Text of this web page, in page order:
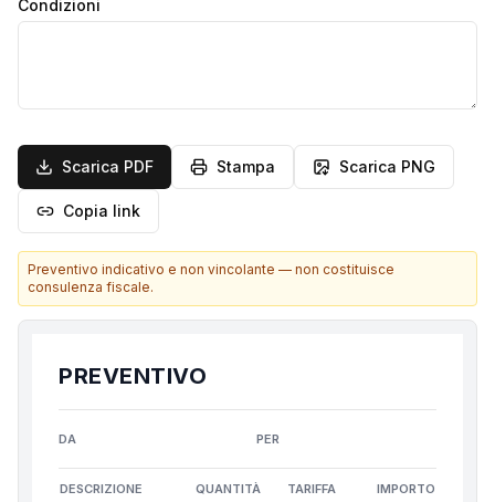
Condizioni
Scarica PDF Stampa Scarica PNG
Copia link
Preventivo indicativo e non vincolante — non costituisce
consulenza fiscale.
PREVENTIVO
DA PER
DESCRIZIONE QUANTITÀ TARIFFA IMPORTO